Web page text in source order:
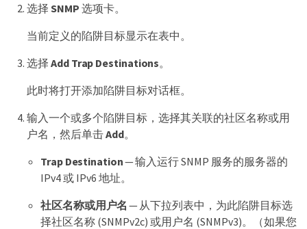
选择 SNMP 选项卡。
当前定义的陷阱目标显示在表中。
选择 Add Trap Destinations。
此时将打开添加陷阱目标对话框。
输入一个或多个陷阱目标，选择其关联的社区名称或用
户名，然后单击Add。
Trap Destination— 输入运行 SNMP 服务的服务器的
IPv4 或 IPv6 地址。
社区名称或用户名 — 从下拉列表中，为此陷阱目标选
择社区名称 (SNMPv2c) 或用户名 (SNMPv3)。（如果您